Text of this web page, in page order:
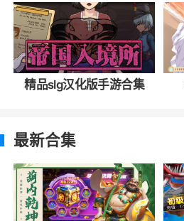
集
精品slg汉化版手游合集
最新合集